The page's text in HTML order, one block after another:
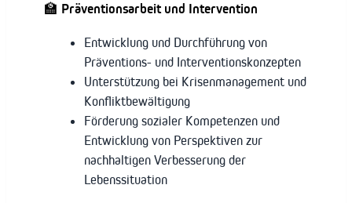
🏫 Präventionsarbeit und Intervention
Entwicklung und Durchführung von
Präventions- und Interventionskonzepten
Unterstützung bei Krisenmanagement und
Konfliktbewältigung
Förderung sozialer Kompetenzen und
Entwicklung von Perspektiven zur
nachhaltigen Verbesserung der
Lebenssituation